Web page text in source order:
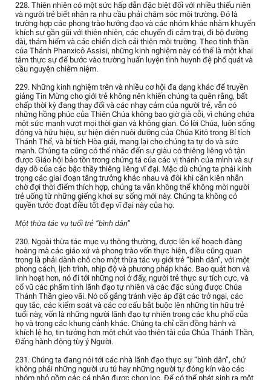
228. Thiên nhiên có một sức hấp dẫn đặc biệt đối với nhiều thiếu niên
và người trẻ biết nhận ra nhu cầu phải chăm sóc môi trường. Đó là
trường hợp các phong trào hướng đạo và các nhóm khác nhằm khuyến
khích sự gần gũi với thiên nhiên, các chuyến đi cắm trại, đi bộ đường
dài, thám hiểm và các chiến dịch cải thiện môi trường. Theo tinh thần
của Thánh Phanxicô Assisi, những kinh nghiệm này có thể là một khai
tâm thực sự để bước vào trường huấn luyện tình huynh đệ phổ quát và
cầu nguyện chiêm niệm.
229. Những kinh nghiệm trên và nhiều cơ hội đa dạng khác để truyền
giảng Tin Mừng cho giới trẻ không nên khiến chúng ta quên rằng, bất
chấp thời kỳ đang thay đổi và các nhạy cảm của người trẻ, vẫn có
những hồng phúc của Thiên Chúa không bao giờ già cỗi, vì chúng chứa
một sức mạnh vượt mọi thời gian và không gian. Có lời Chúa, luôn sống
động và hữu hiệu, sự hiện diện nuôi dưỡng của Chúa Kitô trong Bí tích
Thánh Thể, và bí tích Hòa giải, mang lại cho chúng ta tự do và sức
mạnh. Chúng ta cũng có thể nhắc đến sự giàu có thiêng liêng vô tận
được Giáo hội bảo tồn trong chứng tá của các vị thánh của mình và sự
dạy dỗ của các bậc thầy thiêng liêng vĩ đại. Mặc dù chúng ta phải kính
trọng các giai đoạn tăng trưởng khác nhau và đôi khi cần kiên nhẫn
chờ đợi thời điểm thích hợp, chúng ta vẫn không thể không mời người
trẻ uống từ những giếng khơi sự sống mới này. Chúng ta không có
quyền tước đoạt điều tốt đẹp vĩ đại này của họ.
Một thừa tác vụ tuổi trẻ “bình dân”
230. Ngoài thừa tác mục vụ thông thường, được lên kế hoạch đàng
hoàng mà các giáo xứ và phong trào vốn thực hiện, điều cũng quan
trọng là phải dành chỗ cho một thừa tác vụ giới trẻ “bình dân”, với một
phong cách, lịch trình, nhịp độ và phương pháp khác. Bao quát hơn và
linh hoạt hơn, nó đi tới những nơi ở đấy, người trẻ thực sự tích cực, và
cổ vũ các phẩm tính lãnh đạo tự nhiên và các đặc sủng được Chúa
Thánh Thần gieo vãi. Nó cố gắng tránh việc áp đặt các trở ngại, các
quy tắc, các kiểm soát và các cơ cấu bắt buộc lên những tín hữu trẻ
tuổi này, vốn là những người lãnh đạo tự nhiên trong các khu phố của
họ và trong các khung cảnh khác. Chúng ta chỉ cần đồng hành và
khích lệ họ, tin tưởng hơn một chút vào thiên tài của Chúa Thánh Thần,
Đấng hành động tùy ý Người.
231. Chúng ta đang nói tới các nhà lãnh đạo thực sự “bình dân”, chứ
không phải những người ưu tú hay những người tự đóng kín vào các
nhóm nhỏ gồm các cá nhân được chọn lọc. Để có thể phát sinh ra một